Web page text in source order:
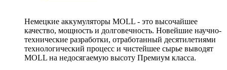
Немецкие аккумуляторы MOLL - это высочайшее
качество, мощность и долговечность. Новейшие научно-
технические разработки, отработанный десятилетиями
технологический процесс и чистейшее сырье выводят
MOLL на недосягаемую высоту Премиум класса.